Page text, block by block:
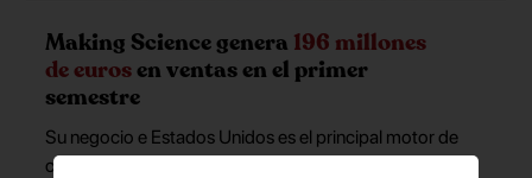
Making Science genera 196 millones
de eurosen ventas en el primer
semestre
Su negocio e Estados Unidos es el principal motor de
crecimiento